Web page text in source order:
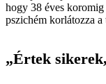
hogy 38 éves
pszichém korlátozza a
„Értek